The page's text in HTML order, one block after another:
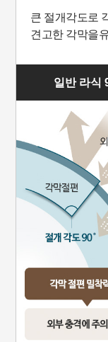
큰 절개각도로
견고한 각막을
일반 라식